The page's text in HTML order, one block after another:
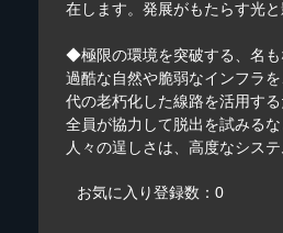
在します。発展がもたらす光
◆極限の環境を突破する、名も
過酷な自然や脆弱なインフラ
代の老朽化した線路を活用す
全員が協力して脱出を試みる
人々の逞しさは、高度なシス
お気に入り登録数：0